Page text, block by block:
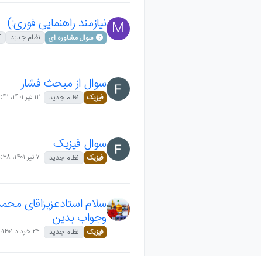
M نیازمند راهنمایی فوری:)
سوال مشاوره ای نظام جدید
سوال از مبحث فشار
فیزیک نظام جدید ۱۲ تیر ۱۴۰۱،‏ ۱۳:۴۱
سوال فیزیک
فیزیک نظام جدید ۷ تیر ۱۴۰۱،‏ ۱۵:۳۸
سلام استادعزیزاقای
وجواب بدین
فیزیک نظام جدید ۲۴ خرداد ۱۴۰۱،‏ ۱۶:۱۴